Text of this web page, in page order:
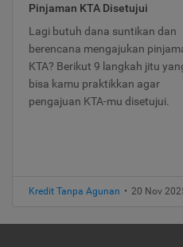
Pinjaman KTA Disetujui
Lagi butuh dana suntikan dan
berencana mengajukan
KTA? Berikut 9 langkah jitu
bisa kamu praktikkan agar
pengajuan KTA-mu disetujui.
Kredit Tanpa Agunan • 20 Nov